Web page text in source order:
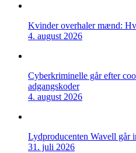
Kvinder overhaler mænd:
4. august 2026
Cyberkriminelle går efter
adgangskoder
4. august 2026
Lydproducenten Wavell går
31. juli 2026